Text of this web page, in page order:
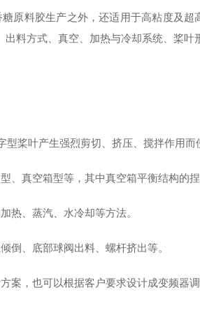
原料胶生产之外，还适用于高粘度及
料方式、真空、加热与冷却系统、桨
型桨叶产生强烈剪切、挤压、搅拌作用
、真空箱型等，其中真空箱平衡结构的
热、蒸汽、水冷却等方法。
倒、底部球阀出料、螺杆挤出等。
案，也可以根据客户要求设计成变频器